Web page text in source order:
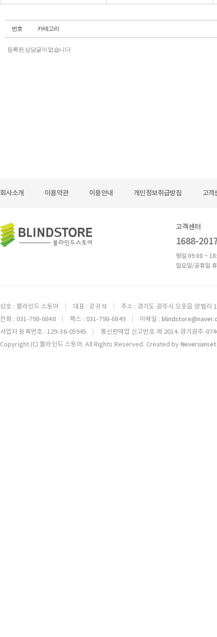
번호 카테고리
등록된 상담글이 없습니다
회사소개 이용약관 이용안내 개인정보취급방침 고객
고객센터
1688-
평일 09:00 ~
일요일/공휴일
상호 : 블라인드 스토어 대표 : 강귀석
주소 : 경기도 광주시 오포읍 양벌리
전화 : 031-798-6848
팩스 : 031-798-6849 이메일 :
사업자 등록번호 : 129-36-05945
통신판매업 신고번호 제 2014-경기광주-
Copyright (C) 블라인드 스토어. All Rights Reserved. Created by